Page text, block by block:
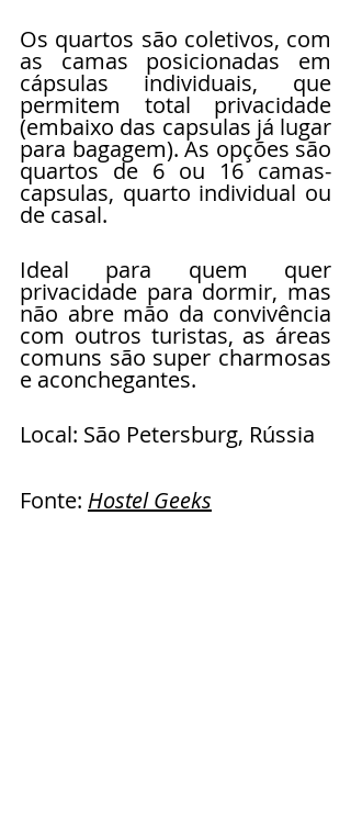
Os quartos são coletivos, com
as camas posicionadas em
cápsulas individuais, que
permitem total privacidade
(embaixo das capsulas já lugar
para bagagem). As opções são
quartos de 6 ou 16 camas-
capsulas, quarto individual ou
de casal.
Ideal para quem quer
privacidade para dormir, mas
não abre mão da convivência
com outros turistas, as áreas
comuns são super charmosas
e aconchegantes.
Local: São Petersburg, Rússia
Fonte: Hostel Geeks